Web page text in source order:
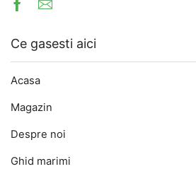
Facebook
Ce gasesti aici
Acasa
Magazin
Despre noi
Ghid marimi